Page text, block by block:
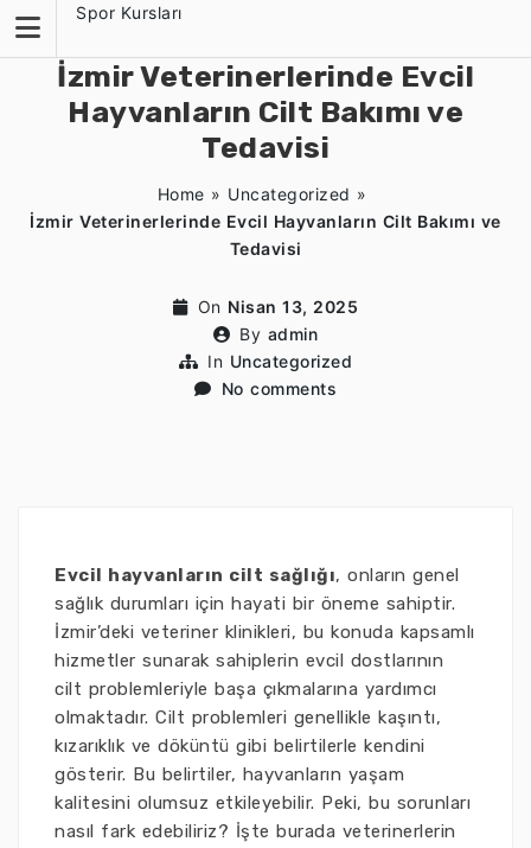
content
Spor Kursları
İzmir Veterinerlerinde Evcil
Hayvanların Cilt Bakımı ve
Tedavisi
Home » Uncategorized »
İzmir Veterinerlerinde Evcil Hayvanların Cilt Bakımı ve
Tedavisi
On Nisan 13, 2025
By admin
In Uncategorized
No comments
Evcil hayvanların cilt sağlığı, onların genel
sağlık durumları için hayati bir öneme sahiptir.
İzmir’deki veteriner klinikleri, bu konuda kapsamlı
hizmetler sunarak sahiplerin evcil dostlarının
cilt problemleriyle başa çıkmalarına yardımcı
olmaktadır. Cilt problemleri genellikle kaşıntı,
kızarıklık ve döküntü gibi belirtilerle kendini
gösterir. Bu belirtiler, hayvanların yaşam
kalitesini olumsuz etkileyebilir. Peki, bu sorunları
nasıl fark edebiliriz? İşte burada veterinerlerin